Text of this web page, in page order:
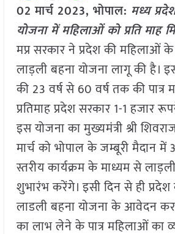
02 मार्च 2023, भोपाल: मध्य
योजना में महिलाओं को प्रति माह
मप्र सरकार ने प्रदेश की महिलाओं
लाड़ली बहना योजना लागू की है।
की 23 वर्ष से 60 वर्ष तक की पात्र
प्रतिमाह प्रदेश सरकार 1-1 हजार
इस योजना का मुख्यमंत्री श्री
मार्च को भोपाल के जम्बूरी मैदान में
स्तरीय कार्यक्रम के माध्यम से
शुभारंभ करेंगे। इसी दिन से ही
लाडली बहना योजना के आवेदन
का लाभ लेने के पात्र महिलाओं का